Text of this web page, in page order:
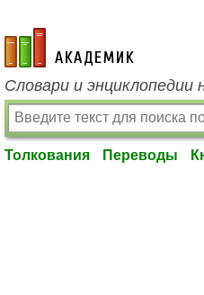
academic.ru
Словари и энциклопедии
Толкования Переводы